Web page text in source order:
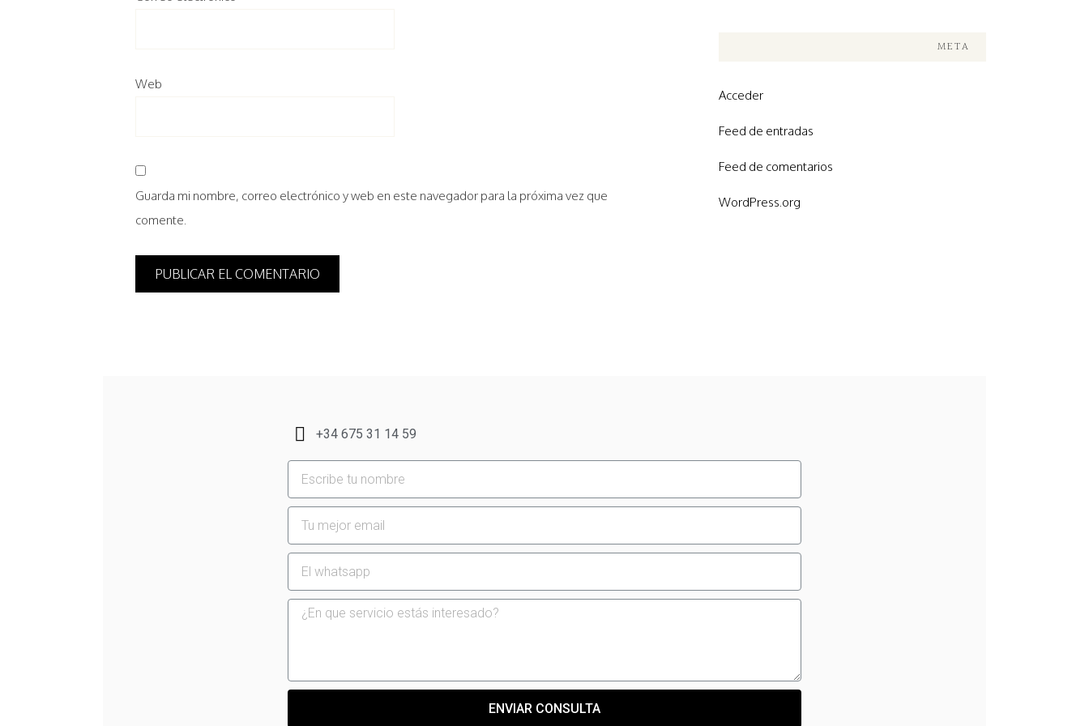
Web
Guarda mi nombre, correo electrónico y web en este navegador para la próxima vez que
comente.
META
Acceder
Feed de entradas
Feed de comentarios
WordPress.org
+34 675 31 14 59
ENVIAR CONSULTA